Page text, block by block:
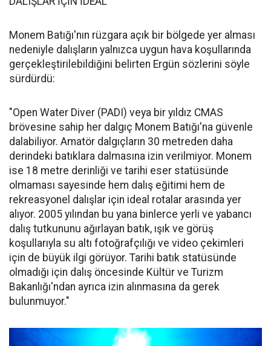
Monem Batığı'nın rüzgara açık bir bölgede yer alması
nedeniyle dalışların yalnızca uygun hava koşullarında
gerçekleştirilebildiğini belirten Ergün sözlerini söyle
sürdürdü:
"Open Water Diver (PADI) veya bir yıldız CMAS
brövesine sahip her dalgıç Monem Batığı'na güvenle
dalabiliyor. Amatör dalgıçların 30 metreden daha
derindeki batıklara dalmasına izin verilmiyor. Monem
ise 18 metre derinliği ve tarihi eser statüsünde
olmaması sayesinde hem dalış eğitimi hem de
rekreasyonel dalışlar için ideal rotalar arasında yer
alıyor. 2005 yılından bu yana binlerce yerli ve yabancı
dalış tutkununu ağırlayan batık, ışık ve görüş
koşullarıyla su altı fotoğrafçılığı ve video çekimleri
için de büyük ilgi görüyor. Tarihi batık statüsünde
olmadığı için dalış öncesinde Kültür ve Turizm
Bakanlığı'ndan ayrıca izin alınmasına da gerek
bulunmuyor."